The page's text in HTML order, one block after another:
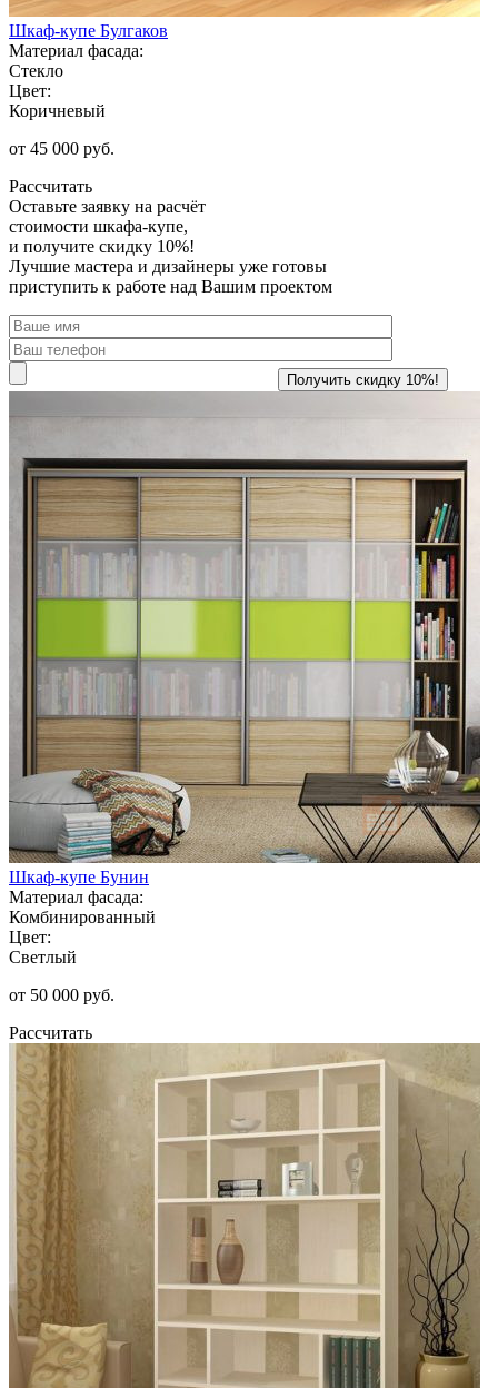
Шкаф-купе Булгаков
Материал фасада:
Стекло
Цвет:
Коричневый
от 45 000 руб.
Рассчитать
Оставьте заявку на расчёт
стоимости шкафа-купе,
и получите скидку 10%!
Лучшие мастера и дизайнеры уже готовы
приступить к работе над Вашим проектом
Шкаф-купе Бунин
Материал фасада:
Комбинированный
Цвет:
Светлый
от 50 000 руб.
Рассчитать